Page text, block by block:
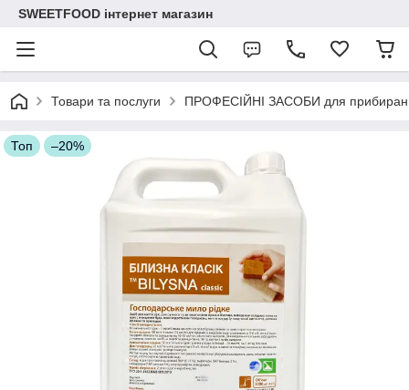
SWEETFOOD інтернет магазин
Товари та послуги ПРОФЕСІЙНІ ЗАСОБИ для
Топ –20%